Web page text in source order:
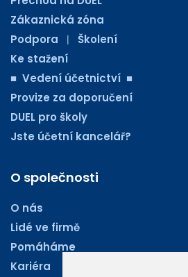
Zákaznická zóna
Podpora
| Školení
Ke stažení
■ Vedení účetnictví ■
Provize za doporučení
DUEL pro školy
Jste účetní kancelář?
O společnosti
O nás
Lidé ve firmě
Pomáháme
Kariéra